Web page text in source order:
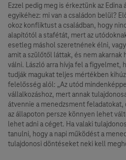
Ezzel pedig meg is érkeztünk az
egyikéhez: mi van a családon belül?
okoz konfliktust a családban, hogy
alapítótól a stafétát, mert az
esetleg máshol szeretnének élni,
amit a szülőtől láttak, és nem akarnak
válni. László arra hívja fel a figyelmet,
tudják magukat teljes mértékben
felelősség alól: „Az utód
vállalkozáshoz, mert annak
átvennie a menedzsment feladatokat,
az állapoton persze könnyen lehet
lehet adni a céget. Ha valaki
tanulni, hogy a napi működést a
tulajdonosi döntéseket neki kell